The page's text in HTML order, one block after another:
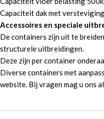
Capaciteit dak met
Accessoires en speciale
De containers zijn uit te
structurele uitbreidingen.
Deze zijn per container
Diverse containers met
website. Bij vragen mag u ons